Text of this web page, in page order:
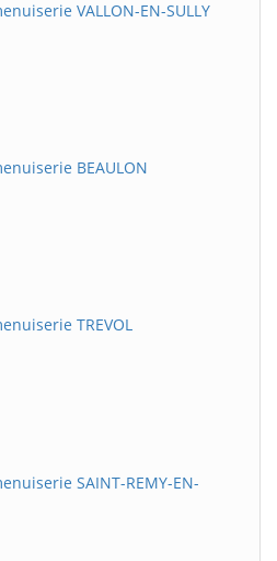
VALLON-EN-SULLY
BEAULON
TREVOL
SAINT-REMY-EN-